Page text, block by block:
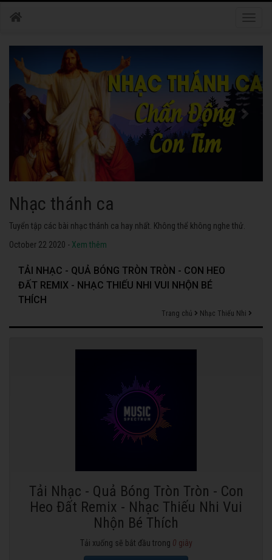
Nhạc thánh ca
Tuyển tập các bài nhạc thánh ca hay nhất. Không thể không nghe thử.
October 22 2020 - Xem thêm
TẢI NHẠC - QUẢ BÓNG TRÒN TRÒN - CON HEO
ĐẤT REMIX - NHẠC THIẾU NHI VUI NHỘN BÉ
THÍCH
Trang chủ Nhạc Thiếu Nhi
Tải Nhạc - Quả Bóng Tròn Tròn - Con
Heo Đất Remix - Nhạc Thiếu Nhi Vui
Nhộn Bé Thích
Tải xuống sẽ bắt đầu trong 0 giây